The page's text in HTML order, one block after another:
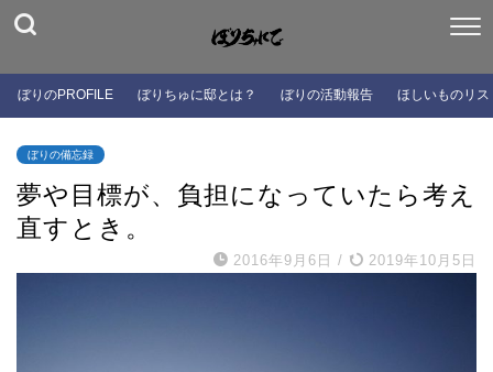
ぼりのPROFILE ぼりちゅに邸とは？ ぼりの活動報告 ほしいものリス
ぼりの備忘録
夢や目標が、負担になっていたら考え
直すとき。
2016年9月6日 / 2019年10月5日